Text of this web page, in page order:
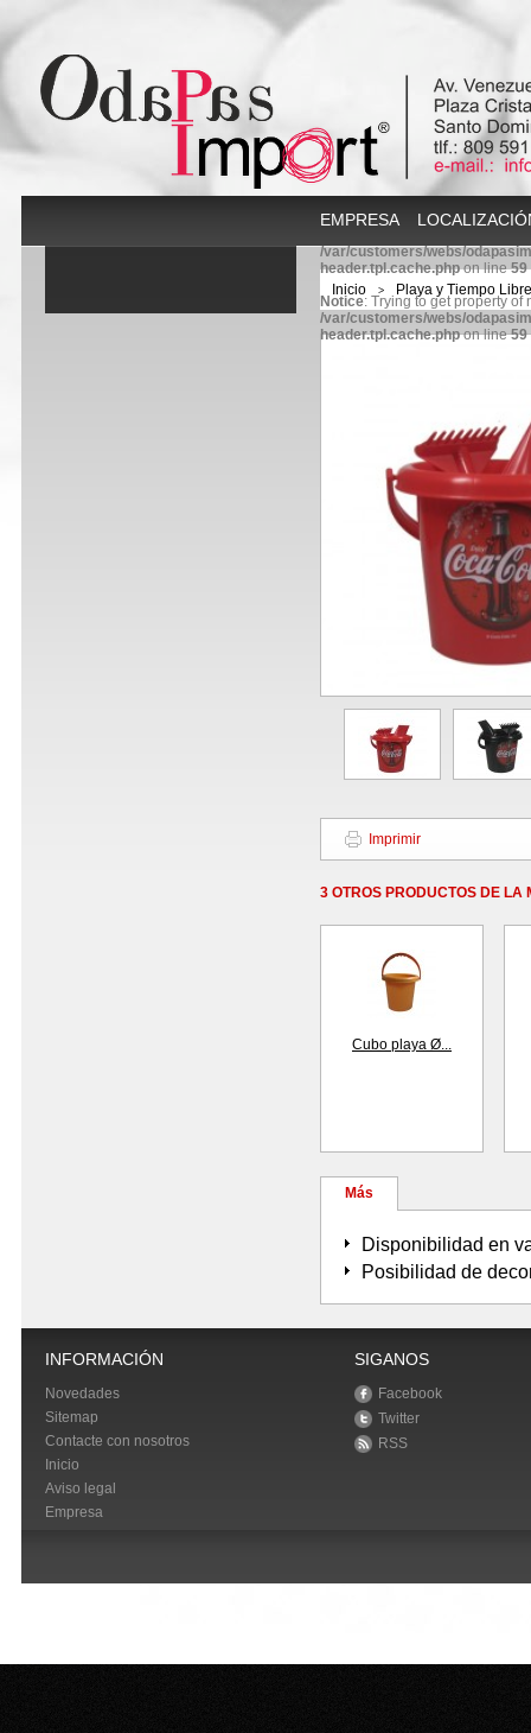
EMPRESA
/var/customers/webs/
header.tpl.cache.phpon line59
Notice: Trying to get property of
/var/customers/webs/
header.tpl.cache.phpon line59
Inicio > Playa y Tiempo Libre
Imprimir
3 OTROS PRODUCTOS DE LA
Cubo playa Ø...
Más
Disponibilidad en
Posibilidad de
INFORMACIÓN
Novedades
Sitemap
Contacte con nosotros
Inicio
Aviso legal
Empresa
SIGANOS
Facebook
Twitter
RSS